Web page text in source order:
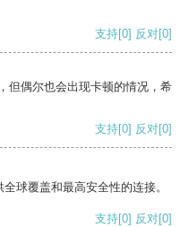
支持[0] 反对[0]
但偶尔也会出现卡顿的情况，希
支持[0] 反对[0]
球覆盖和最高安全性的连接。
支持[0] 反对[0]